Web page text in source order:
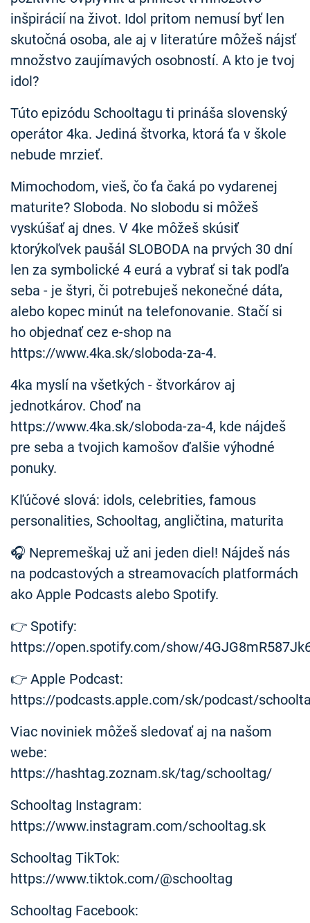
inšpirácií na život. Idol pritom nemusí byť len
skutočná osoba, ale aj v literatúre môžeš nájsť
množstvo zaujímavých osobností. A kto je tvoj
idol?
Túto epizódu Schooltagu ti prináša slovenský
operátor 4ka. Jediná štvorka, ktorá ťa v škole
nebude mrzieť.
Mimochodom, vieš, čo ťa čaká po vydarenej
maturite? Sloboda. No slobodu si môžeš
vyskúšať aj dnes. V 4ke môžeš skúsiť
ktorýkoľvek paušál SLOBODA na prvých 30 dní
len za symbolické 4 eurá a vybrať si tak podľa
seba - je štyri, či potrebuješ nekonečné dáta,
alebo kopec minút na telefonovanie. Stačí si
ho objednať cez e-shop na
https://www.4ka.sk/sloboda-za-4.
4ka myslí na všetkých - štvorkárov aj
jednotkárov. Choď na
https://www.4ka.sk/sloboda-za-4, kde nájdeš
pre seba a tvojich kamošov ďalšie výhodné
ponuky.
Kľúčové slová: idols, celebrities, famous
personalities, Schooltag, angličtina, maturita
🎧 Nepremeškaj už ani jeden diel! Nájdeš nás
na podcastových a streamovacích platformách
ako Apple Podcasts alebo Spotify.
👉 Spotify:
https://open.spotify.com/show/
👉 Apple Podcast:
https://podcasts.apple.com/sk/podcast/
Viac noviniek môžeš sledovať aj na našom
webe:
https://hashtag.zoznam.sk/tag/schooltag/
Schooltag Instagram:
https://www.instagram.com/schooltag.sk
Schooltag TikTok:
https://www.tiktok.com/@schooltag
Schooltag Facebook: